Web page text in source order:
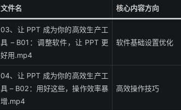
文件名 核心内容方向
03、让 PPT 成为你的高效生产工
具 – B01：调整软件，让 PPT 更
好用.mp4
软件基础设置优化
04、让 PPT 成为你的高效生产工
具 – B02：用好这些，操作效率暴
增.mp4
高效操作技巧